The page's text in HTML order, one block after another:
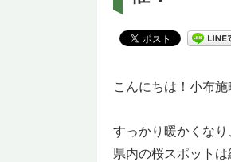
こんにちは！小布施
すっかり暖かくなり
県内の桜スポット